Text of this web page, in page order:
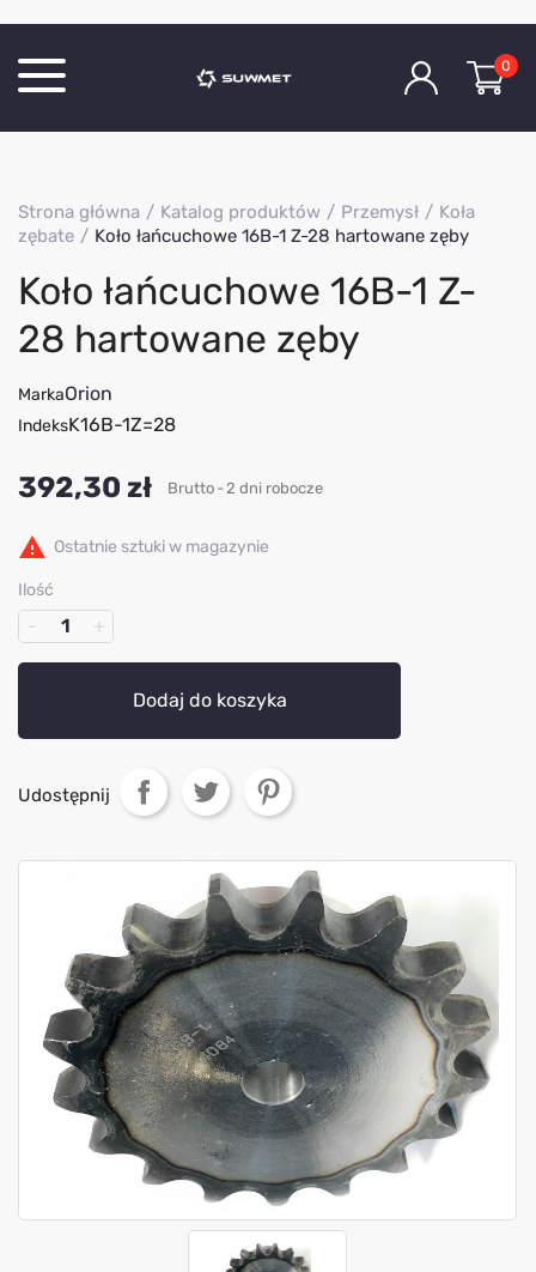
O Firmie
Kontakt
0
Strona główna Katalog produktów Przemysł
Koła
zębate
Koło łańcuchowe 16B-1 Z-28 hartowane zęby
Koło łańcuchowe 16B-1 Z-
28 hartowane zęby
MarkaOrion
IndeksK16B-1Z=28
392,30 zł Brutto 2 dni robocze
 Ostatnie sztuki w magazynie
Ilość
Dodaj do koszyka
Udostępnij